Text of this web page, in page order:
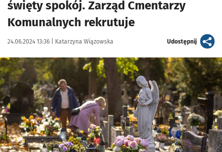
święty spokój. Zarząd Cmentarzy
Komunalnych rekrutuje
Data publikacji:
24.06.2024 13:36 | Autor:
Katarzyna Wiązowska Udostępnijartykuł
Kliknij, aby powiększyć